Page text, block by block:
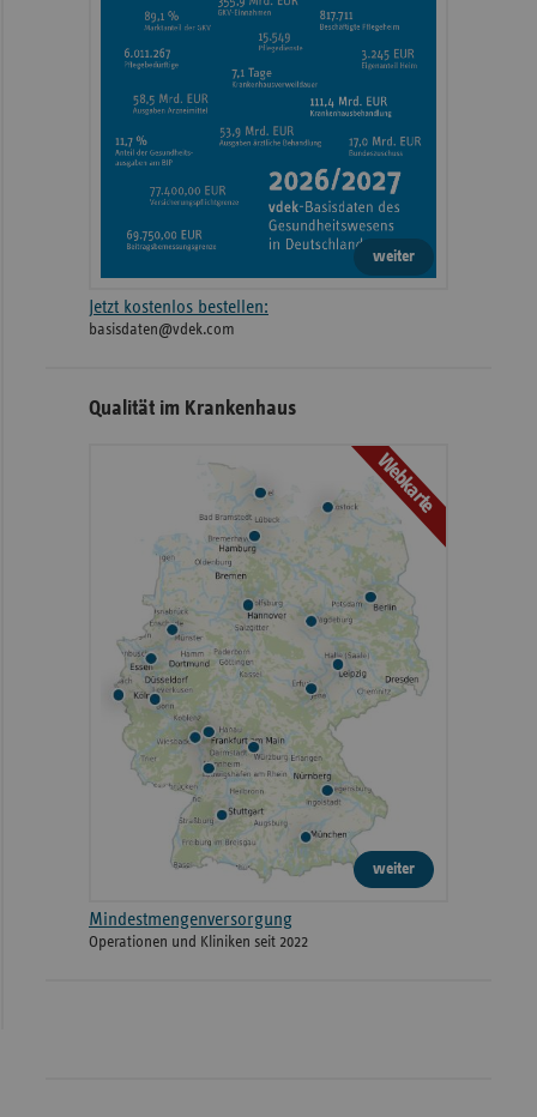
weiter
Jetzt kostenlos bestellen:
basisdaten@vdek.com
Qualität im Krankenhaus
Webkarte
weiter
Mindestmengenversorgung
Operationen und Kliniken seit 2022